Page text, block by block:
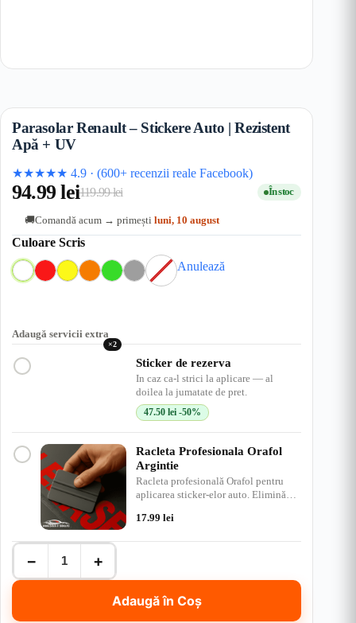
Parasolar Renault – Stickere Auto | Rezistent
Apă + UV
★★★★★ 4.9 · (600+ recenzii reale Facebook)
119.99lei
Prețul
inițial
a
fost:
94.99lei
Prețul
curent
este:
94.99 lei.
În stoc
🚚Comandă acum → primești luni, 10 august
Culoare Scris
A
u
b
e
n
g
e
i
s
e
d
i
u
F
a
c
r
s
Anulează
Adaugă servicii extra
×2
Sticker de rezerva
In caz ca-l strici la aplicare — al
doilea la jumatate de pret.
47.50lei -50%
Racleta Profesionala Orafol
Argintie
Racleta profesională Orafol pentru
aplicarea sticker-elor auto. Elimină
17.99lei
Cantitate
Parasolar
Renault
-
Auto
− +
Adaugă în Coș